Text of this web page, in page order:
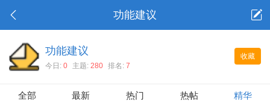
功能建议
收藏
功能建议
今日: 0 主题: 280 排名: 7
全部 最新 热门 热帖 精华